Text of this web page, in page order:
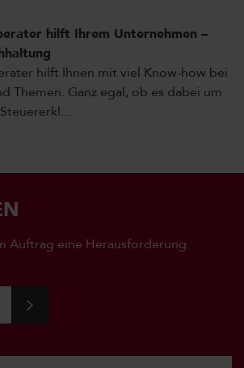
hilft Ihrem Unternehmen –
hilft Ihnen mit viel Know-how bei
Themen. Ganz egal, ob es dabei um
Auftrag eine Herausforderung.